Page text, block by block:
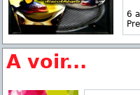
6
A voir...